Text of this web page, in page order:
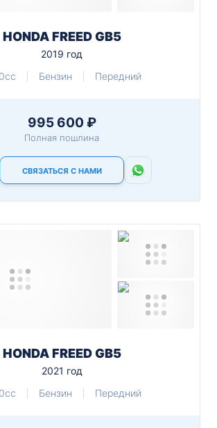
HONDA FREED GB5
2019 год
Бензин Передний
995 600 ₽
Полная пошлина
СВЯЗАТЬСЯ С НАМИ
HONDA FREED GB5
2021 год
Бензин Передний